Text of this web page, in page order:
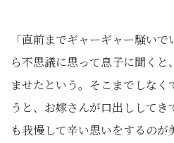
「直前までギャーギャー騒い
ら不思議に思って息子に聞く
ませたという。そこまでしな
うと、お嫁さんが口出ししてき
も我慢して辛い思いをするの